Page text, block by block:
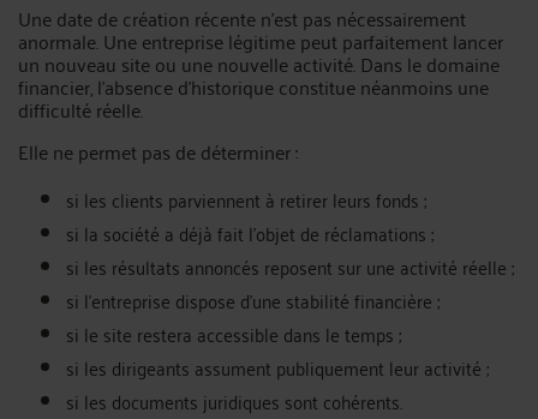
Une date de création récente n’est pas nécessairement
anormale. Une entreprise légitime peut parfaitement lancer
un nouveau site ou une nouvelle activité. Dans le domaine
financier, l’absence d’historique constitue néanmoins une
difficulté réelle.
Elle ne permet pas de déterminer :
si les clients parviennent à retirer leurs fonds ;
si la société a déjà fait l’objet de réclamations ;
si les résultats annoncés reposent sur une activité réelle ;
si l’entreprise dispose d’une stabilité financière ;
si le site restera accessible dans le temps ;
si les dirigeants assument publiquement leur activité ;
si les documents juridiques sont cohérents.